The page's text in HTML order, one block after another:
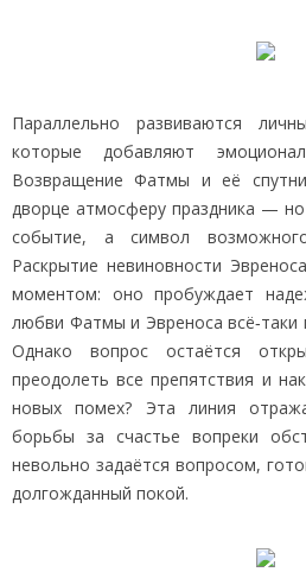
Параллельно развиваются
которые добавляют
Возвращение Фатмы и её
дворце атмосферу праздника —
событие, а символ
Раскрытие невиновности
моментом: оно пробуждает
любви Фатмы и Эвреноса всё‑таки
Однако вопрос остаётся
преодолеть все препятствия и
новых помех? Эта линия
борьбы за счастье вопреки
невольно задаётся вопросом,
долгожданный покой.